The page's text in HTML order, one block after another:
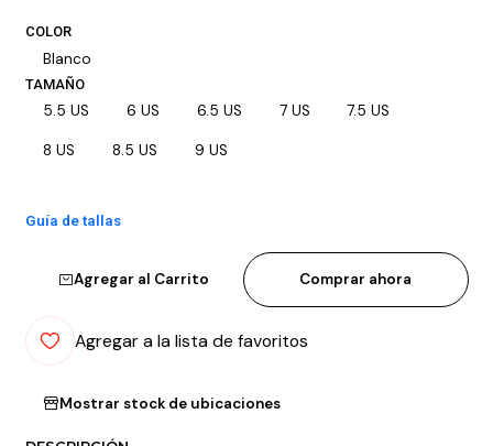
COLOR
Blanco
TAMAÑO
5.5 US 6 US 6.5 US 7 US 7.5 US
8 US 8.5 US 9 US
Guía de tallas
Agregar al Carrito Comprar ahora
Agregar a la lista de favoritos
Mostrar stock de ubicaciones